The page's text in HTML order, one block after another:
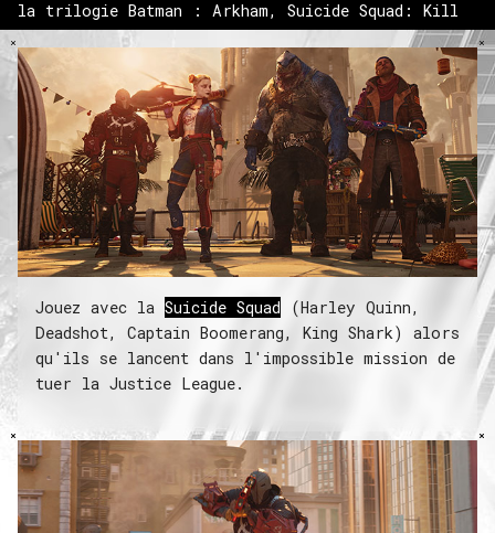
la trilogie Batman : Arkham, Suicide Squad: Kill
the Justice Leagueest un shooter d'action-
aventure surprenant à la troisième personne dans
lequel la plus célèbre bande de marginaux doivent
réaliser l’impossible pour sauver le monde : tuer
la Justice League.
Jouez avec la Suicide Squad (Harley Quinn,
Deadshot, Captain Boomerang, King Shark) alors
qu'ils se lancent dans l'impossible mission de
tuer la Justice League.